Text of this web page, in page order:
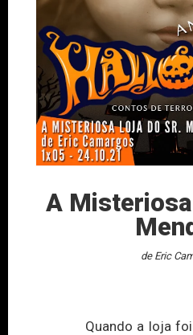
A Misteriosa
de Eric
Quando a loja foi